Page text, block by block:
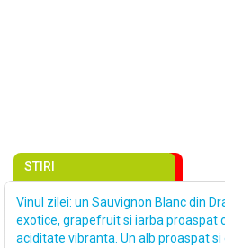
STIRI
Vinul zilei: un Sauvignon Blanc din
exotice, grapefruit si iarba proaspat
aciditate vibranta. Un alb proaspat